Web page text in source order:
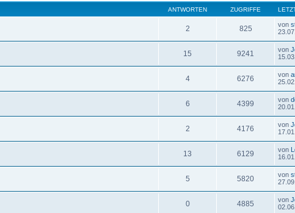
ANTWORTEN ZUGRIFFE
2 825 von
15 9241 von
4 6276 von
6 4399 von
2 4176 von
13 6129 von
5 5820 von
0 4885 von